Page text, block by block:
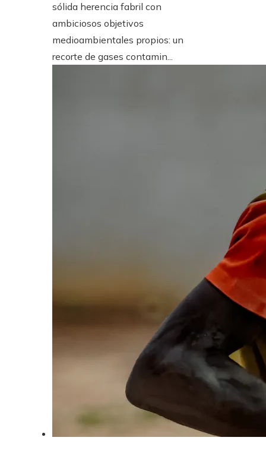
sólida herencia fabril con
ambiciosos objetivos
medioambientales propios: un
recorte de gases contamin...